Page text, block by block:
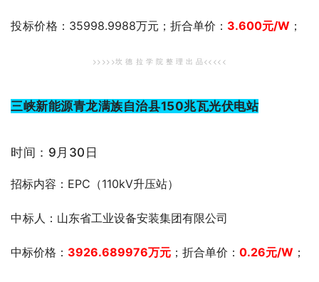
投标价格 ：35998.9988万元；折合单价： 3.600元/W ；
>>>>>坎 德 拉 学 院 整 理 出 品<<<<<
三峡新能源青龙满族自治县150兆瓦光伏电站
时间：9月30日
招标内容：EPC（110kV升压站）
中标人：山东省工业设备安装集团有限公司
中标价格： 3926.689976万元 ；折合单价： 0.26元/W ；